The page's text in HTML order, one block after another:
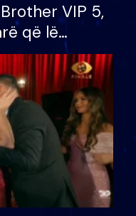
VIP 5,
që lë
për